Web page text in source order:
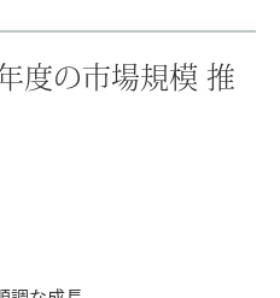
度の市場規模 推